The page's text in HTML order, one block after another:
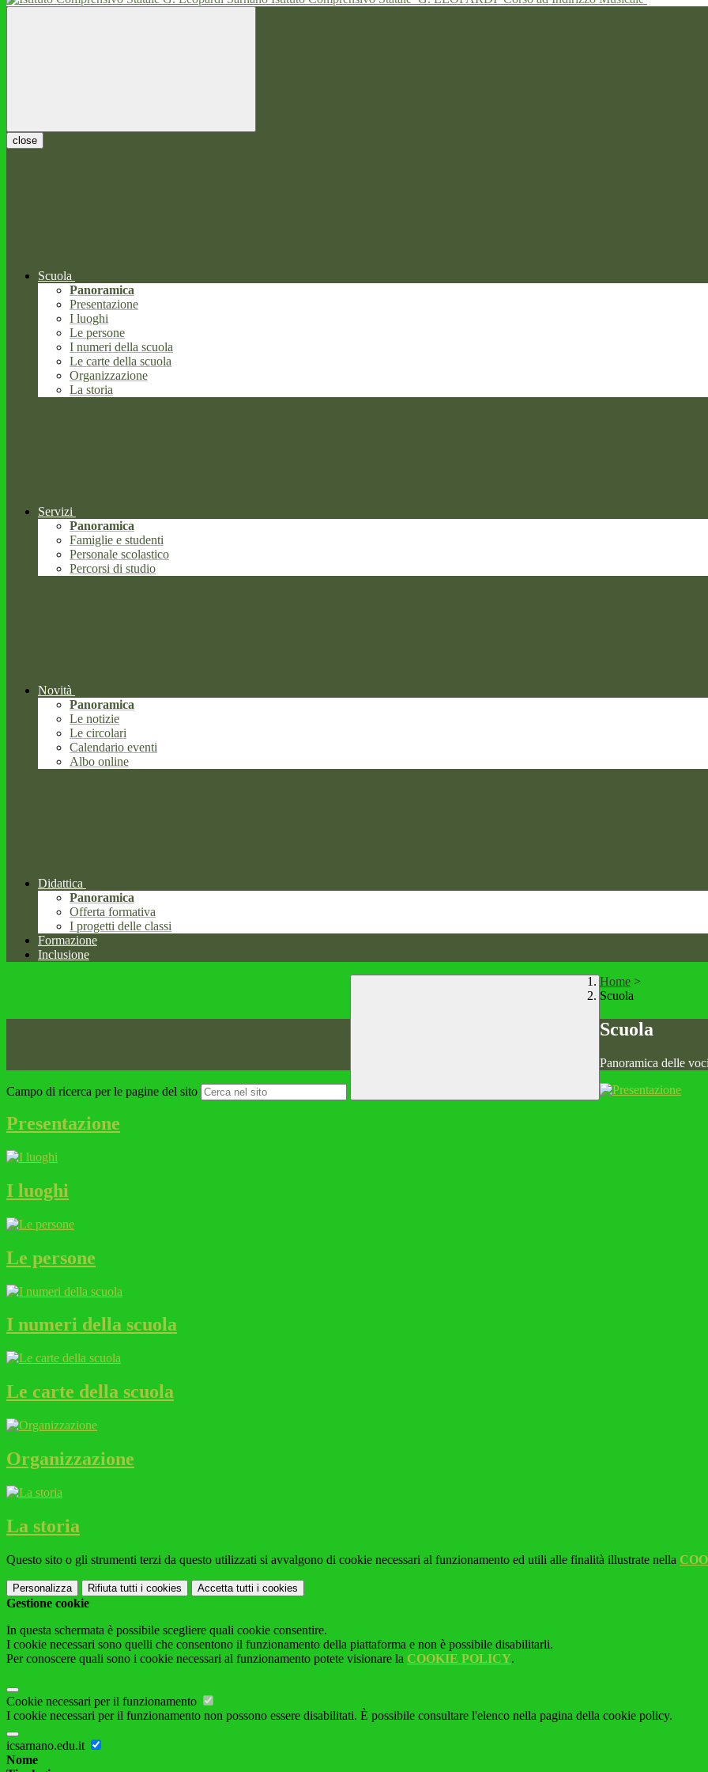
close
Scuola
Panoramica
Presentazione
I luoghi
Le persone
I numeri della scuola
Le carte della scuola
Organizzazione
La storia
Servizi
Panoramica
Famiglie e studenti
Personale scolastico
Percorsi di studio
Novità
Panoramica
Le notizie
Le circolari
Calendario eventi
Albo online
Didattica
Panoramica
Offerta formativa
I progetti delle classi
Formazione
Inclusione
Campo di ricerca per le pagine del sito
Home >
Scuola
Scuola
Panoramica delle
Presentazione
I luoghi
Le persone
I numeri della scuola
Le carte della scuola
Organizzazione
La storia
Questo sito o gli strumenti terzi da questo utilizzati si avvalgono di cookie necessari al funzionamento ed utili alle finalità illustrate nella
Personalizza Rifiuta tutti i cookies Accetta tutti i cookies
Gestione cookie
In questa schermata è possibile scegliere quali cookie consentire.
I cookie necessari sono quelli che consentono il funzionamento della piattaforma e non è possibile disabilitarli.
Per conoscere quali sono i cookie necessari al funzionamento potete visionare la COOKIE POLICY.
Cookie necessari per il funzionamento
I cookie necessari per il funzionamento non possono essere disabilitati. È possibile consultare l'elenco nella pagina della cookie policy.
icsarnano.edu.it
Nome